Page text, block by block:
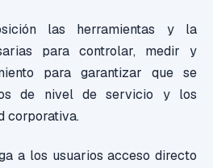
las herramientas y la
para controlar, medir y
para garantizar que se
de nivel de servicio y los
corporativa.
a los usuarios acceso directo